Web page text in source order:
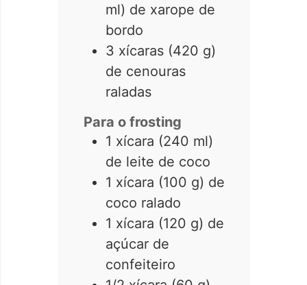
ml) de xarope de
bordo
3 xícaras (420 g)
de cenouras
raladas
Para o frosting
1 xícara (240 ml)
de leite de coco
1 xícara (100 g) de
coco ralado
1 xícara (120 g) de
açúcar de
confeiteiro